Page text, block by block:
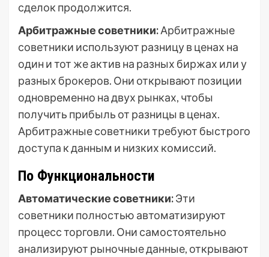
сделок продолжится.
Арбитражные советники:Арбитражные
советники используют разницу в ценах на
один и тот же актив на разных биржах или у
разных брокеров. Они открывают позиции
одновременно на двух рынках, чтобы
получить прибыль от разницы в ценах.
Арбитражные советники требуют быстрого
доступа к данным и низких комиссий.
По Функциональности
Автоматические советники:Эти
советники полностью автоматизируют
процесс торговли. Они самостоятельно
анализируют рыночные данные, открывают